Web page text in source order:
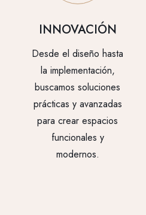
INNOVACIÓN
Desde el diseño hasta
la implementación,
buscamos soluciones
prácticas y avanzadas
para crear espacios
funcionales y
modernos.